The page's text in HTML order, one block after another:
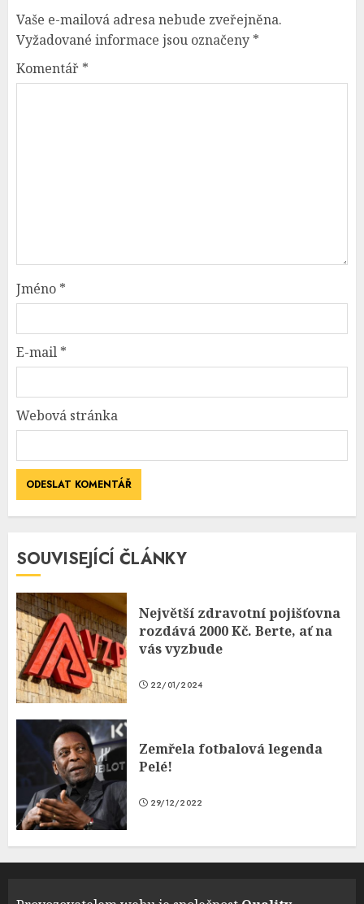
Vaše e-mailová adresa nebude zveřejněna.
Vyžadované informace jsou označeny *
Komentář *
Jméno *
E-mail *
Webová stránka
SOUVISEJÍCÍ ČLÁNKY
Největší zdravotní pojišťovna
rozdává 2000 Kč. Berte, ať na
vás vyzbude
22/01/2024
Zemřela fotbalová legenda
Pelé!
29/12/2022